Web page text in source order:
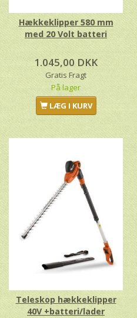
Hækkeklipper 580 mm
med 20 Volt batteri
1.045,00 DKK
Gratis Fragt
På lager
LÆG I KURV
Teleskop hækkeklipper
40V +batteri/lader